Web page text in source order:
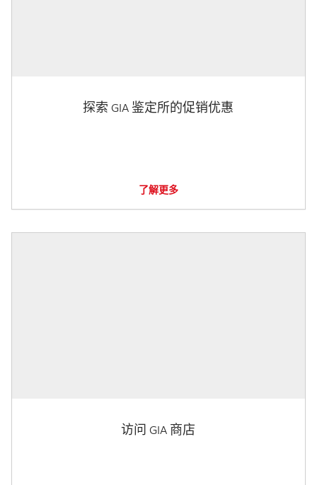
探索 GIA 鉴定所的促销优惠
了解更多
访问 GIA 商店